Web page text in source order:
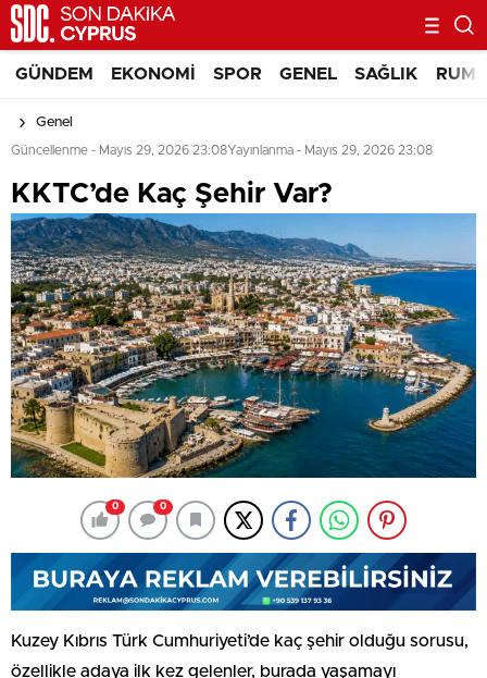
GÜNDEM EKONOMI SPOR GENEL SAĞLIK RUM
Genel
Güncellenme - Mayıs 29, 2026 23:08Yayınlanma - Mayıs 29, 2026 23:08
KKTC’de Kaç Şehir Var?
0 0
Kuzey Kıbrıs Türk Cumhuriyeti’de kaç şehir olduğu sorusu,
özellikle adaya ilk kez gelenler, burada yaşamayı